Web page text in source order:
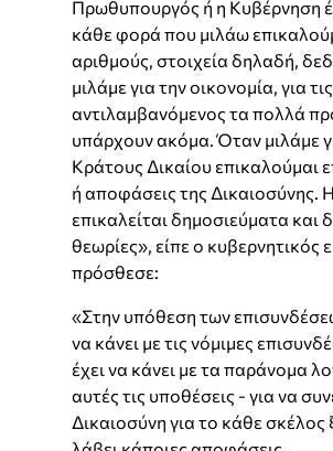
Πρωθυπουργός ή η Κυβέρνηση
κάθε φορά που μιλάω
αριθμούς, στοιχεία δηλαδή,
μιλάμε για την οικονομία, για
αντιλαμβανόμενος τα πολλά
υπάρχουν ακόμα. Όταν μιλάμε
Κράτους Δικαίου επικαλούμαι
ή αποφάσεις της Δικαιοσύνης.
επικαλείται δημοσιεύματα και
θεωρίες», είπε ο κυβερνητικός
πρόσθεσε:
«Στην υπόθεση των
να κάνει με τις νόμιμες
έχει να κάνει με τα παράνομα
αυτές τις υποθέσεις - για να
Δικαιοσύνη για το κάθε σκέλος